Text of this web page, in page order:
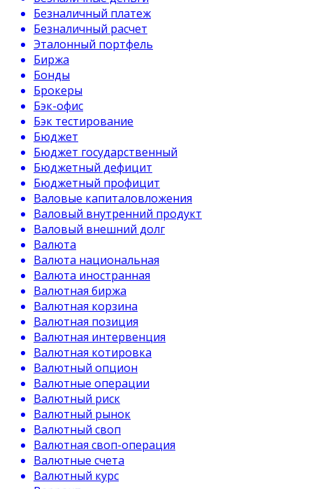
Безналичный платеж
Безналичный расчет
Эталонный портфель
Биржа
Бонды
Брокеры
Бэк-офис
Бэк тестирование
Бюджет
Бюджет государственный
Бюджетный дефицит
Бюджетный профицит
Валовые капиталовложения
Валовый внутренний продукт
Валовый внешний долг
Валюта
Валюта национальная
Валюта иностранная
Валютная биржа
Валютная корзина
Валютная позиция
Валютная интервенция
Валютная котировка
Валютный опцион
Валютные операции
Валютный риск
Валютный рынок
Валютный своп
Валютная своп-операция
Валютные счета
Валютный курс